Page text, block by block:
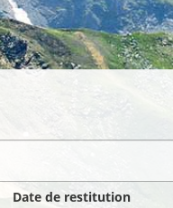
Date de restitution